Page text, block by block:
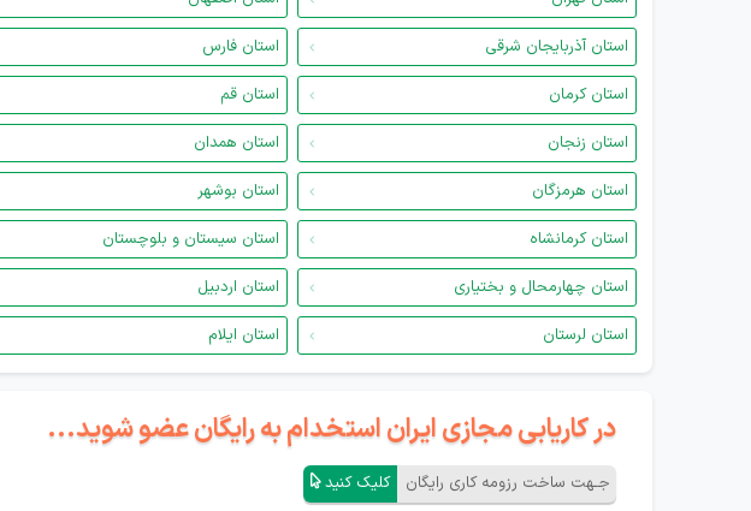
استان آذربایجان شرقی
استان فارس
استان کرمان
استان قم
استان زنجان
استان همدان
استان هرمزگان
استان بوشهر
استان کرمانشاه
استان سیستان و بلوچستان
استان چهارمحال و بختیاری
استان اردبیل
استان لرستان
استان ایلام
در کاریابی مجازی ایران استخدام به رایگان عضو شوید...
جـهت ساخت رزومه کاری رایگان کلیک کنید